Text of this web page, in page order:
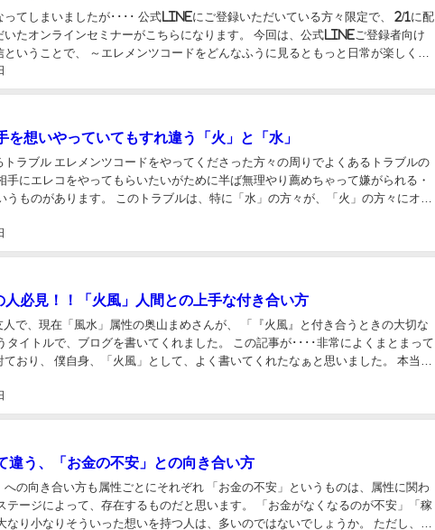
ってしまいましたが････ 公式LINEにご登録いただいている方々限定で、 2/1に配
ラインセミナーがこちらになります。 今回は、公式LINEご登録者向け
ということで、 ～エレメンツコードをどんなふうに見るともっと日常が楽しくな
ことをお話させていただ...
を想いやっていてもすれ違う「火」と「水」
トラブル エレメンツコードをやってくださった方々の周りでよくあるトラブルの
手にエレコをやってもらいたいがために半ば無理やり薦めちゃって嫌がられる・
ラブルは、特に「水」の方々が、「火」の方々にオス
必見！！「火風」人間との上手な付き合い方
、現在「風水」属性の奥山まめさんが、 「『火風』と付き合うときの大切な
、ブログを書いてくれました。 この記事が････非常によくまとまって
ており、 僕自身、「火風」として、よく書いてくれたなぁと思いました。 本当
違う、「お金の不安」との向き合い方
への向き合い方も属性ごとにそれぞれ 「お金の不安」というものは、属性に関わ
テージによって、存在するものだと思います。 「お金がなくなるのが不安」「稼
り小なりそういった想いを持つ人は、多いのではないでしょうか。 ただし、